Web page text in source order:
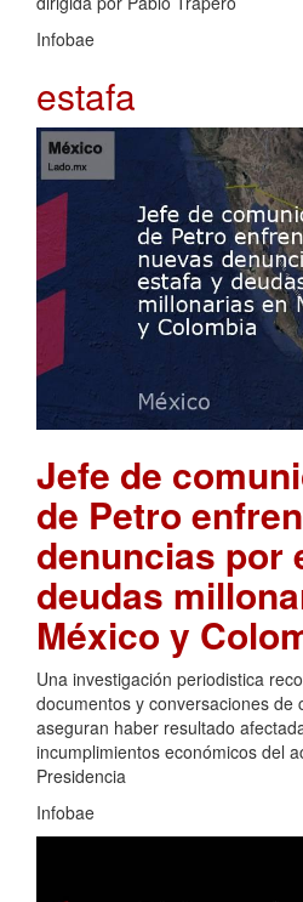
Infobae
estafa
Jefe de
de Petro
denuncias por
deudas
México y
Una investigación periodistica
documentos y conversaciones de
aseguran haber resultado
incumplimientos económicos del
Presidencia
Infobae